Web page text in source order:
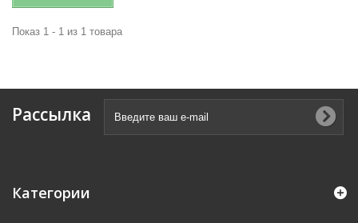
Показ 1 - 1 из 1 товара
Рассылка
Категории